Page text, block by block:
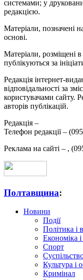
системами; у
редакцією.
Матеріали, позначені
основі.
Матеріали, розміщені
публікуються за
Редакція інтернет-
відповідальності за
користувачами сайту.
авторів публікацій.
Редакція –
Телефон редакції –
Реклама на сайті – ,
Полтавщина:
Новини
Події
Політика і
Економіка і
Спорт
Культура і
Кримінал